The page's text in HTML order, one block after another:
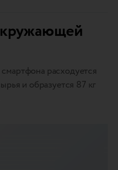
расходуется
и образуется 87 кг